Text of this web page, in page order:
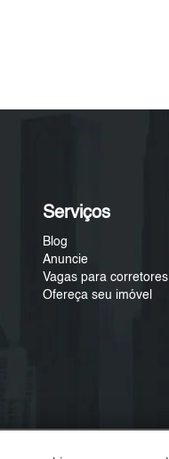
Serviços
Blog
Anuncie
Vagas para corretores
Ofereça seu imóvel